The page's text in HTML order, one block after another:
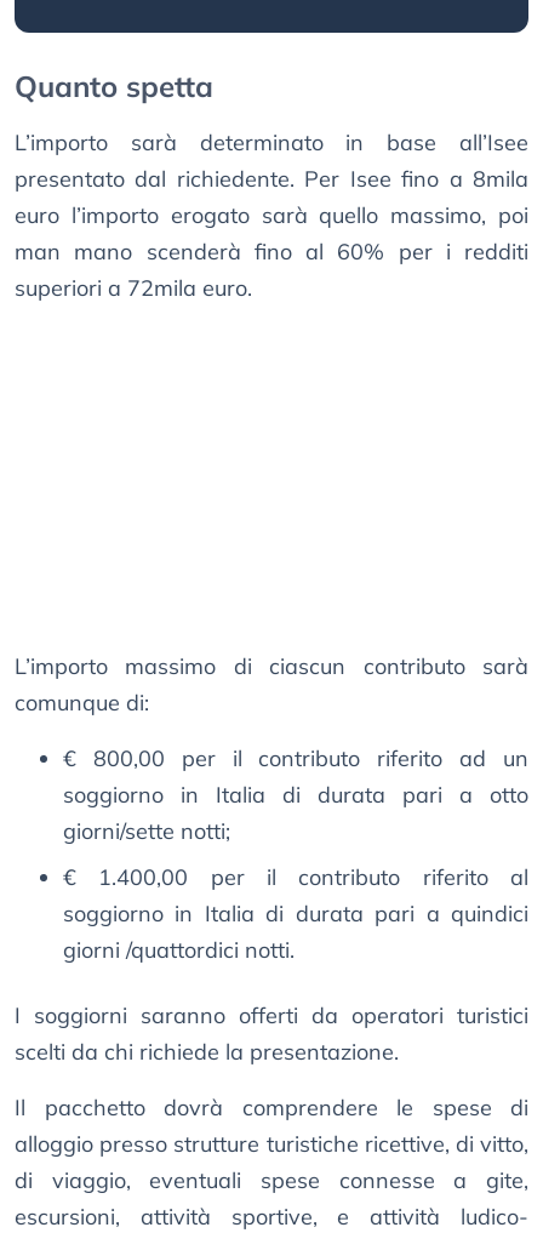
Quanto spetta
L’importo sarà determinato in base all’Isee
presentato dal richiedente. Per Isee fino a 8mila
euro l’importo erogato sarà quello massimo, poi
man mano scenderà fino al 60% per i redditi
superiori a 72mila euro.
L’importo massimo di ciascun contributo sarà
comunque di:
€ 800,00 per il contributo riferito ad un
soggiorno in Italia di durata pari a otto
giorni/sette notti;
€ 1.400,00 per il contributo riferito al
soggiorno in Italia di durata pari a quindici
giorni /quattordici notti.
I soggiorni saranno offerti da operatori turistici
scelti da chi richiede la presentazione.
Il pacchetto dovrà comprendere le spese di
alloggio presso strutture turistiche ricettive, di vitto,
di viaggio, eventuali spese connesse a gite,
escursioni, attività sportive, e attività ludico-